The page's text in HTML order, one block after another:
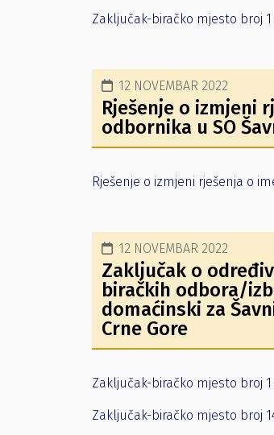
Zaključak-biračko mjesto broj 1
12 NOVEMBAR 2022
Rješenje o izmjeni
odbornika u SO
Rješenje o izmjeni rješenja o
12 NOVEMBAR 2022
Zaključak o
biračkih odbora/
domaćinski za
Crne Gore
Zaključak-biračko mjesto broj 1
Zaključak-biračko mjesto broj